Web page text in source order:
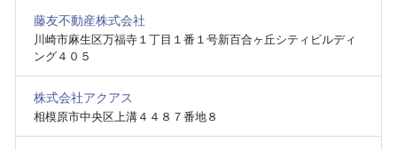
藤友不動産株式会社
川崎市麻生区万福寺１丁目１番１号新百合ヶ丘シティビルディ
ング４０５
株式会社アクアス
相模原市中央区上溝４４８７番地８